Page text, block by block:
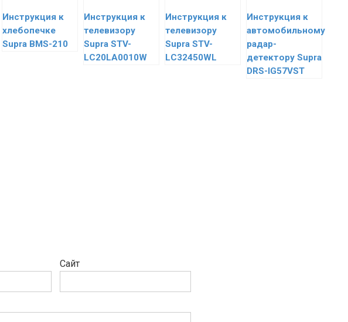
Инструкция к
хлебопечке
Supra BMS-210
Инструкция к
телевизору
Supra STV-
LC20LA0010W
Инструкция к
телевизору
Supra STV-
LC32450WL
Инструкция к
автомобильному
радар-
детектору Supra
DRS-IG57VST
Сайт